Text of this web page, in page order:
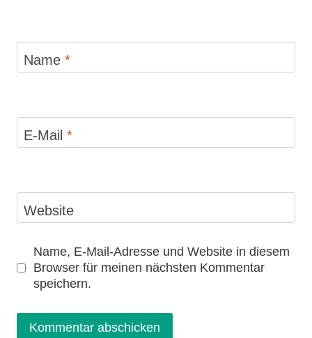
Name *
E-Mail *
Website
Name, E-Mail-Adresse und Website in diesem
Browser für meinen nächsten Kommentar
speichern.